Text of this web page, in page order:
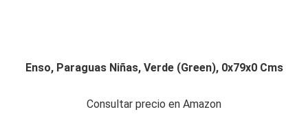
Enso, Paraguas Niñas, Verde (Green), 0x79x0 Cms
Consultar precio en Amazon